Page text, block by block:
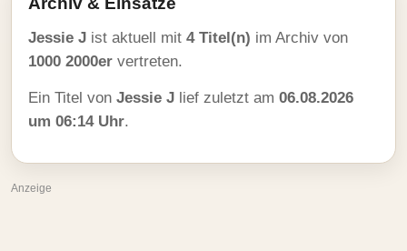
Jessie J ist aktuell mit 4 Titel(n) im Archiv von
1000 2000er vertreten.
Ein Titel von Jessie J lief zuletzt am 06.08.2026
um 06:14 Uhr.
Anzeige